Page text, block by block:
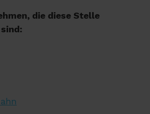
die diese Stelle